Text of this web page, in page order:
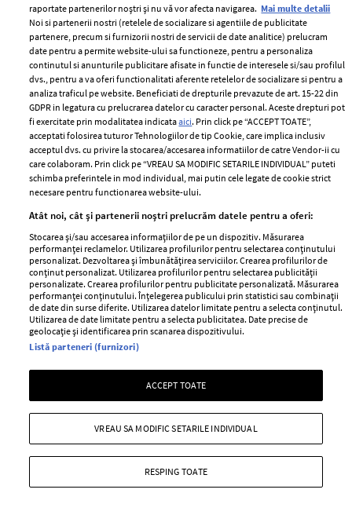
ABONEAZĂ-TE LA NEWSLETTER
Urmareste-ne pe:
Cele mai citite
BEAUTY BEAUTY TIPS
7 uleiuri care stimulează creșterea rapidă a
părului
Despre ELLE
Contact
Politica de
confidențialitate
Politica de cookies
raportate partenerilor noștri și nu vă vor afecta navigarea. Mai multe detalii
Noi si partenerii nostri (retelele de socializare si agentiile de publicitate
partenere, precum si furnizorii nostri de servicii de date analitice) prelucram
date pentru a permite website-ului sa functioneze, pentru a personaliza
continutul si anunturile publicitare afisate in functie de interesele si/sau profilul
dvs., pentru a va oferi functionalitati aferente retelelor de socializare si pentru a
analiza traficul pe website. Beneficiati de drepturile prevazute de art. 15-22 din
GDPR in legatura cu prelucrarea datelor cu caracter personal. Aceste drepturi pot
fi exercitate prin modalitatea indicataaici. Prin click pe “ACCEPT TOATE”,
acceptati folosirea tuturor Tehnologiilor de tip Cookie, care implica inclusiv
acceptul dvs. cu privire la stocarea/accesarea informatiilor de catre Vendor-ii cu
care colaboram. Prin click pe “VREAU SA MODIFIC SETARILE INDIVIDUAL” puteti
schimba preferintele in mod individual, mai putin cele legate de cookie strict
necesare pentru functionarea website-ului.
Atât noi, cât și partenerii noștri prelucrăm datele pentru a oferi:
Stocarea și/sau accesarea informațiilor de pe un dispozitiv. Măsurarea
performanței reclamelor. Utilizarea profilurilor pentru selectarea conținutului
personalizat. Dezvoltarea și îmbunătățirea serviciilor. Crearea profilurilor de
conținut personalizat. Utilizarea profilurilor pentru selectarea publicității
personalizate. Crearea profilurilor pentru publicitate personalizată. Măsurarea
performanței conținutului. Înțelegerea publicului prin statistici sau combinații
de date din surse diferite. Utilizarea datelor limitate pentru a selecta conținutul.
Utilizarea de date limitate pentru a selecta publicitatea. Date precise de
geolocație și identificarea prin scanarea dispozitivului.
Listă parteneri (furnizori)
ACCEPT TOATE
RESPING TOATE
VREAU SA MODIFIC SETARILE INDIVIDUAL